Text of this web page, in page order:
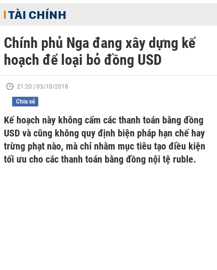
TÀI CHÍNH
Chính phủ Nga đang xây dựng kế
hoạch để loại bỏ đồng USD
21:20 | 03/10/2018
Chia sẻ
Kế hoạch này không cấm các thanh toán bằng đồng
USD và cũng không quy định biện pháp hạn chế hay
trừng phạt nào, mà chỉ nhằm mục tiêu tạo điều kiện
tối ưu cho các thanh toán bằng đồng nội tệ ruble.